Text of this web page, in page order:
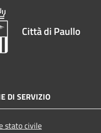
Città di Paullo
DI SERVIZIO
stato civile